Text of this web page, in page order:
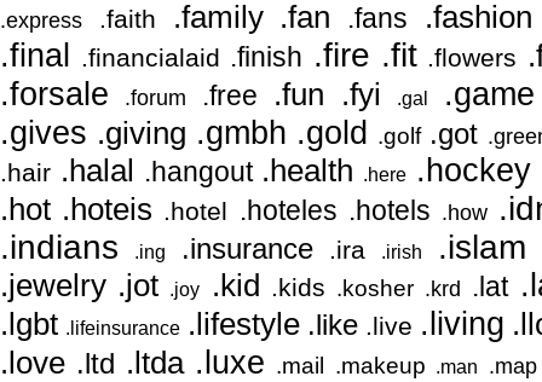
.express .faith .family .fan .fans .fashion
.final .financialaid .finish .fire .fit .flowers
.forsale .forum .free .fun .fyi .gal .game
.gives .giving .gmbh .gold .golf .got
.hair .halal .hangout .health .here .hockey
.hot .hoteis .hotel .hoteles .hotels .how
.indians
.ing .insurance .ira .irish .islam
.jewelry .jot .joy .kid .kids .kosher .krd .lat
.lgbt .lifeinsurance .lifestyle .like .live .living
.love .ltd .ltda .luxe .mail .makeup .man .map